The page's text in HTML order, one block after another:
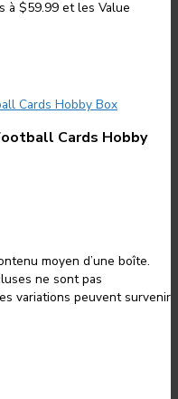
à $59.99 et les Value
Cards Hobby
moyen d’une boîte.
ne sont pas
variations peuvent survenir